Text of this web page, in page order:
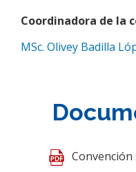
Coordinadora de la
MSc. Olivey Badilla